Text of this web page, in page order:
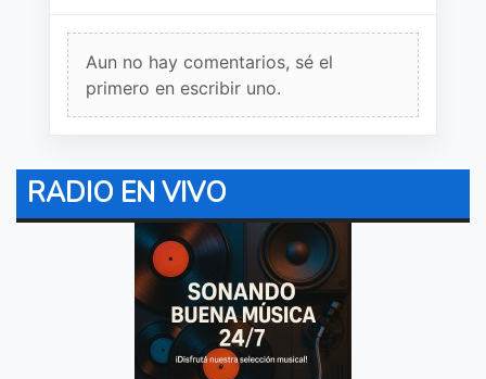
Aun no hay comentarios, sé el
primero en escribir uno.
RADIO EN VIVO